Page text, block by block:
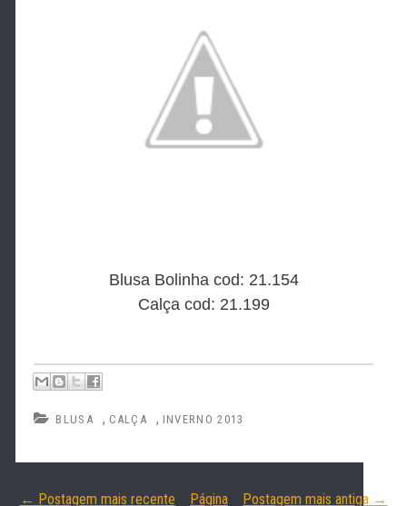
Blusa Bolinha cod: 21.154
Calça cod: 21.199
BLUSA , CALÇA , INVERNO 2013
← Postagem mais recente Postagem mais antiga →
Página